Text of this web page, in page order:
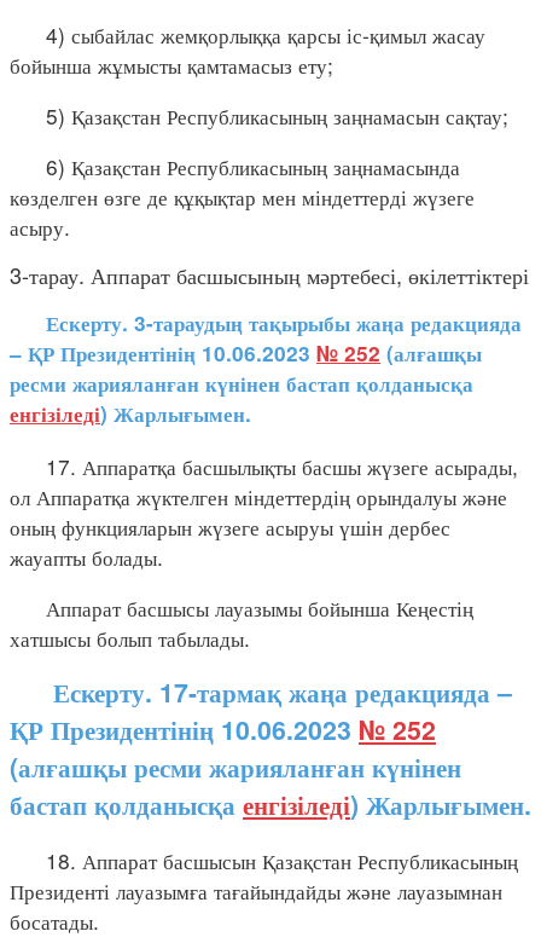
4) сыбайлас жемқорлыққа қарсы іс-қимыл жасау
бойынша жұмысты қамтамасыз ету;
5) Қазақстан Республикасының заңнамасын сақтау;
6) Қазақстан Республикасының заңнамасында
көзделген өзге де құқықтар мен міндеттерді жүзеге
асыру.
3-тарау. Аппарат басшысының мәртебесі, өкілеттіктері
Ескерту. 3-тараудың тақырыбы жаңа редакцияда
– ҚР Президентінің 10.06.2023 № 252 (алғашқы
ресми жарияланған күнінен бастап қолданысқа
енгізіледі) Жарлығымен.
17. Аппаратқа басшылықты басшы жүзеге асырады,
ол Аппаратқа жүктелген міндеттердің орындалуы және
оның функцияларын жүзеге асыруы үшін дербес
жауапты болады.
Аппарат басшысы лауазымы бойынша Кеңестің
хатшысы болып табылады.
Ескерту. 17-тармақ жаңа редакцияда –
ҚР Президентінің 10.06.2023 № 252
(алғашқы ресми жарияланған күнінен
бастап қолданысқа енгізіледі) Жарлығымен.
18. Аппарат басшысын Қазақстан Республикасының
Президенті лауазымға тағайындайды және лауазымнан
босатады.